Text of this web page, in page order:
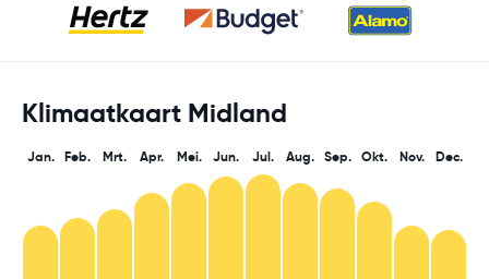
Klimaatkaart Midland
Jan. Feb. Mrt. Apr. Mei. Jun. Jul. Aug. Sep. Okt. Nov. Dec.